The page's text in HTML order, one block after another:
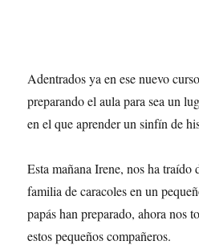
Adentrados ya en ese nuevo
preparando el aula para sea un
en el que aprender un sinfín de
Esta mañana Irene, nos ha traído
familia de caracoles en un
papás han preparado, ahora nos
estos pequeños compañeros.